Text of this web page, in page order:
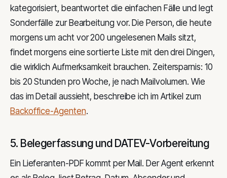
kategorisiert, beantwortet die einfachen Fälle und legt
Sonderfälle zur Bearbeitung vor. Die Person, die heute
morgens um acht vor 200 ungelesenen Mails sitzt,
findet morgens eine sortierte Liste mit den drei Dingen,
die wirklich Aufmerksamkeit brauchen. Zeitersparnis: 10
bis 20 Stunden pro Woche, je nach Mailvolumen. Wie
das im Detail aussieht, beschreibe ich im Artikel zum
Backoffice-Agenten.
5. Belegerfassung und DATEV-Vorbereitung
Ein Lieferanten-PDF kommt per Mail. Der Agent erkennt